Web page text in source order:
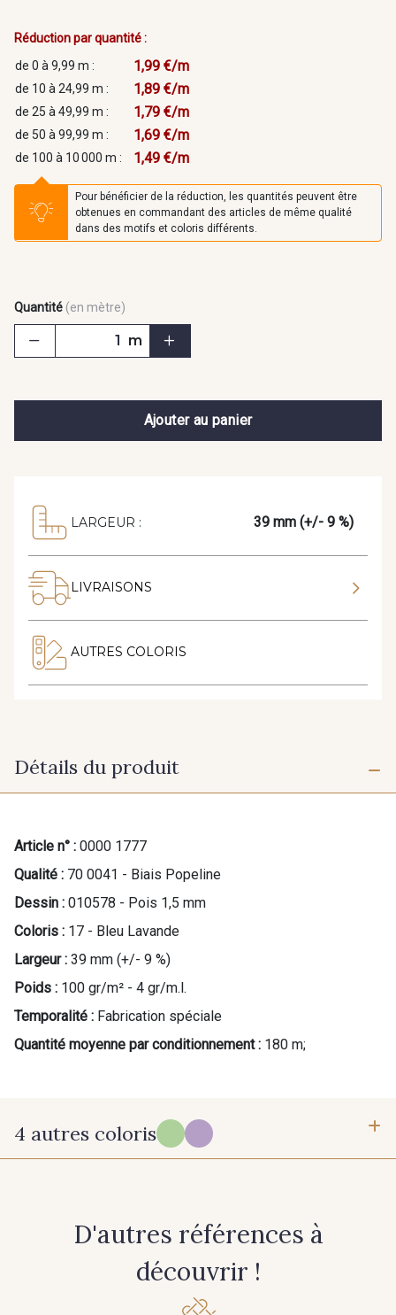
Réduction par quantité :
de 0 à 9,99 m :
1,99 €/m
de 10 à 24,99 m : 1,89 €/m
de 25 à 49,99 m : 1,79 €/m
de 50 à 99,99 m : 1,69 €/m
de 100 à 10 000 m : 1,49 €/m
Pour bénéficier de la réduction, les quantités peuvent être
obtenues en commandant des articles de même qualité
dans des motifs et coloris différents.
Quantité (en mètre)
m
Ajouter au panier
LARGEUR : 39 mm (+/- 9 %)
LIVRAISONS
AUTRES COLORIS
Détails du produit
Article n° : 0000 1777
Qualité : 70 0041 - Biais Popeline
Dessin : 010578 - Pois 1,5 mm
Coloris : 17 - Bleu Lavande
Largeur : 39 mm (+/- 9 %)
Poids : 100 gr/m² - 4 gr/m.l.
Temporalité : Fabrication spéciale
Quantité moyenne par conditionnement : 180 m;
4 autres coloris
25 - Vert Emeraude
PROMO
D'autres références à
découvrir !